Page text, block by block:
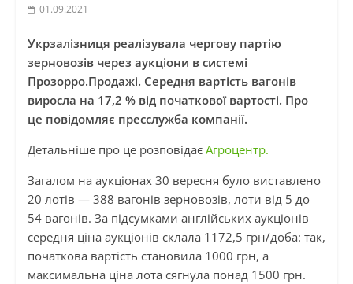
01.09.2021
Укрзалізниця реалізувала чергову партію
зерновозів через аукціони в системі
Прозорро.Продажі. Середня вартість вагонів
виросла на 17,2 % від початкової вартості. Про
це повідомляє пресслужба компанії.
Детальніше про це розповідає Агроцентр.
Загалом на аукціонах 30 вересня було виставлено
20 лотів — 388 вагонів зерновозів, лоти від 5 до
54 вагонів. За підсумками англійських аукціонів
середня ціна аукціонів склала 1172,5 грн/доба: так,
початкова вартість становила 1000 грн, а
максимальна ціна лота сягнула понад 1500 грн.